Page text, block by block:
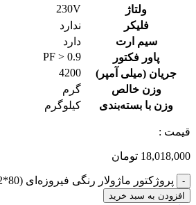
ولتاژ
230V
فلیکر
ندارد
سیم ارت
دارد
پاور فکتور
PF > 0.9
جریان (میلی آمپر)
4200
وزن خالص
گرم
وزن با بسته‌بندی
کیلوگرم
قیمت :
18,018,000 تومان
- پروژکتور ماژولار رنگی فیروزه‌ای (80*12) 960 وات مدل هامون افقی عدد
افزودن به سبد خرید